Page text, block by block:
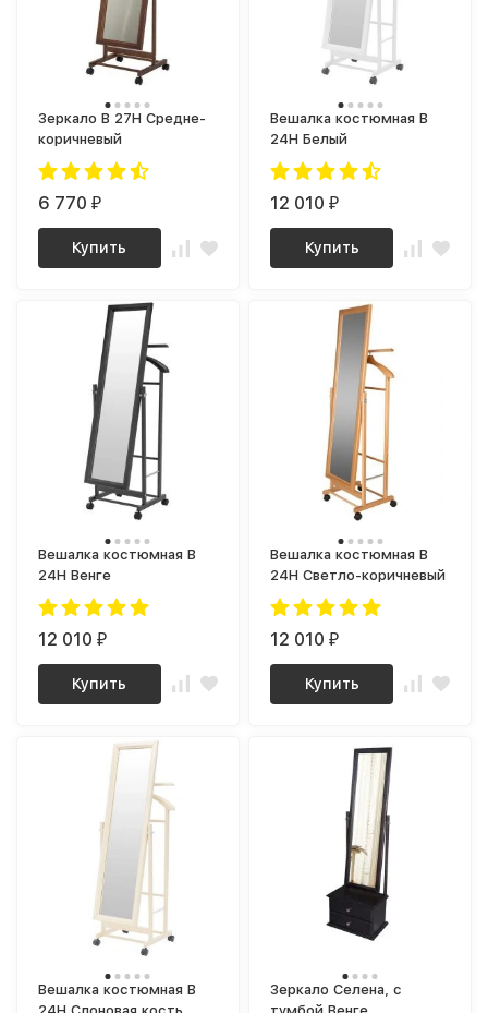
Зеркало В 27Н Средне-
коричневый
6 770₽
Купить
Вешалка костюмная В
24Н Белый
12 010₽
Купить
Вешалка костюмная В
24Н Венге
12 010₽
Купить
Вешалка костюмная В
24Н Светло-коричневый
12 010₽
Купить
Вешалка костюмная В
Зеркало Селена, с